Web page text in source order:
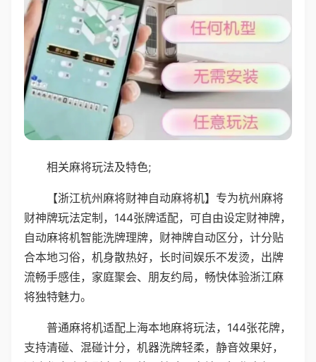
相关麻将玩法及特色;
【浙江杭州麻将财神自动麻将机】专为杭州麻将
财神牌玩法定制，144张牌适配，可自由设定财神牌，
自动麻将机智能洗牌理牌，财神牌自动区分，计分贴
合本地习俗，机身散热好，长时间娱乐不发烫，出牌
流畅手感佳，家庭聚会、朋友约局，畅快体验浙江麻
将独特魅力。
普通麻将机适配上海本地麻将玩法，144张花牌，
支持清碰、混碰计分，机器洗牌轻柔，静音效果好，